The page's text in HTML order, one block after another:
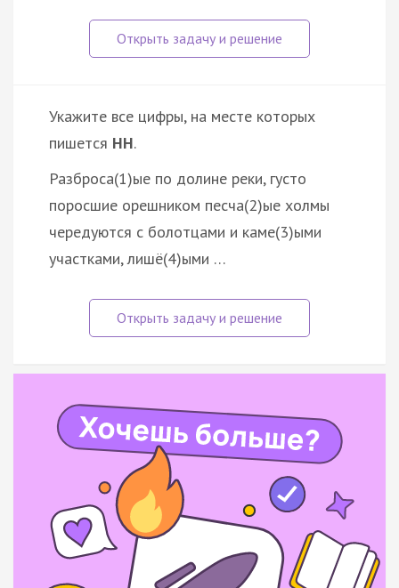
Укажите все цифры, на месте которых
пишется НН.
Разброса(1)ые по долине реки, густо
поросшие орешником песча(2)ые холмы
чередуются с болотцами и каме(3)ыми
участками, лишё(4)ыми …